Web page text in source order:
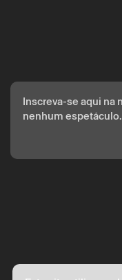
Inscreva-se aqui na
nenhum espetáculo.